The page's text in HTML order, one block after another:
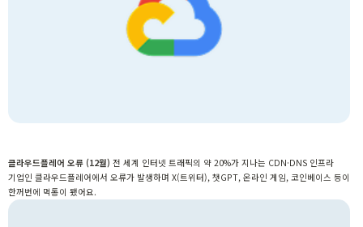
클라우드플레어 오류 (12월) 전 세계 인터넷 트래픽의 약 20%가 지나는 CDN·DNS 인프라
기업인 클라우드플레어에서 오류가 발생하며 X(트위터), 챗GPT, 온라인 게임, 코인베이스 등이
한꺼번에 먹통이 됐어요.